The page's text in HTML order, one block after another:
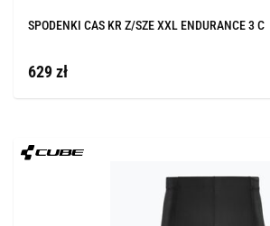
SPODENKI CAS KR Z/SZE XXL ENDURANCE 3 C
629 zł